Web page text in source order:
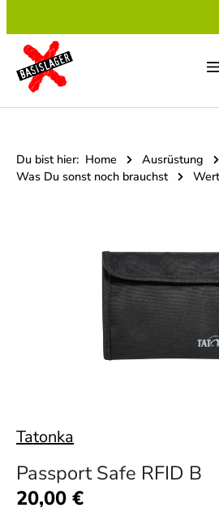
Du bist hier: Home
Ausrüstung
Was Du sonst noch brauchst
Tatonka
Passport Safe RFID B
Regulärer Preis:
20,00 €